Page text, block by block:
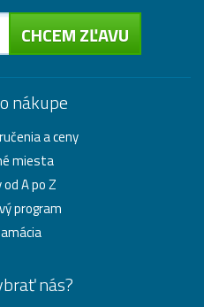
CHCEM ZĽAVU
nákupe
a ceny
miesta
A po Z
program
nás?